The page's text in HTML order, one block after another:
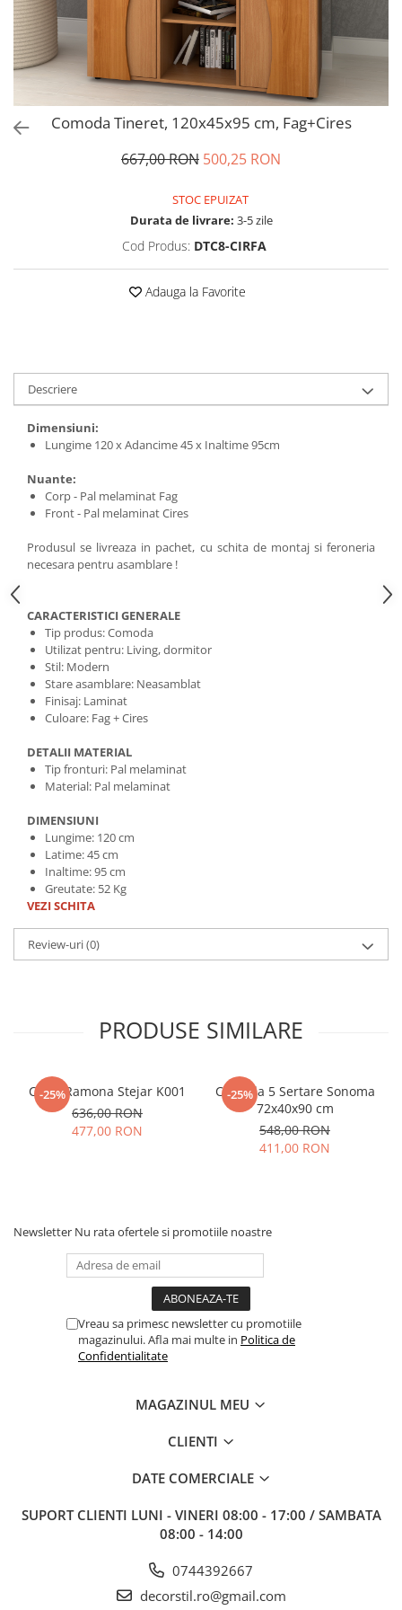
Comoda Tineret, 120x45x95 cm, Fag+Cires
667,00 RON 500,25 RON
STOC EPUIZAT
Durata de livrare: 3-5 zile
Cod Produs: DTC8-CIRFA
Adauga la Favorite
Descriere
Dimensiuni:
Lungime 120 x Adancime 45 x Inaltime 95cm
Nuante:
Corp - Pal melaminat Fag
Front - Pal melaminat Cires
Produsul se livreaza in pachet, cu schita de montaj si feroneria
necesara pentru asamblare !
CARACTERISTICI GENERALE
Tip produs: Comoda
Utilizat pentru: Living, dormitor
Stil: Modern
Stare asamblare: Neasamblat
Finisaj: Laminat
Culoare: Fag + Cires
DETALII MATERIAL
Tip fronturi: Pal melaminat
Material: Pal melaminat
DIMENSIUNI
Lungime: 120 cm
Latime: 45 cm
Inaltime: 95 cm
Greutate: 52 Kg
VEZI SCHITA
Review-uri(0)
PRODUSE SIMILARE
-25%
Cuier Ramona Stejar K001
636,00 RON
477,00 RON
-25%
Comoda 5 Sertare Sonoma
72x40x90 cm
548,00 RON
411,00 RON
Newsletter Nu rata ofertele si promotiile noastre
Vreau sa primesc newsletter cu promotiile
magazinului. Afla mai multe in Politica de
Confidentialitate
MAGAZINUL MEU
CLIENTI
DATE COMERCIALE
SUPORT CLIENTI LUNI - VINERI 08:00 - 17:00 / SAMBATA
08:00 - 14:00
0744392667
decorstil.ro@gmail.com